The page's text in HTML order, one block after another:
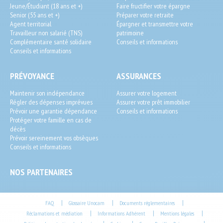
User
Jeune/Étudiant (18 ans et +)
Senior (55 ans et +)
Agent territorial
Travailleur non salarié (TNS)
Complémentaire santé solidaire
Conseils et informations
Faire fructifier votre épargne
Préparer votre retraite
Épargner et transmettre votre
patrimoine
Conseils et informations
PRÉVOYANCE
Maintenir son indépendance
Régler des dépenses imprévues
Prévoir une garantie dépendance
Protéger votre famille en cas de
décès
Prévoir sereinement vos obsèques
Conseils et informations
ASSURANCES
Assurer votre logement
Assurer votre prêt immobilier
Conseils et informations
NOS PARTENAIRES
FAQ | Glossaire Unocam | Documents réglementaires |
Réclamations et médiation | Informations Adhérent | Mentions légales |